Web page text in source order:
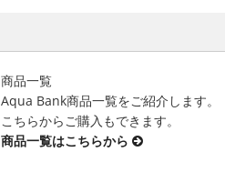
商品一覧
Aqua Bank商品一覧をご紹介します。
こちらからご購入もできます。
商品一覧はこちらから